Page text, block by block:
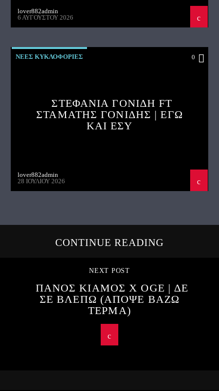
lover882admin
6 ΑΥΓΟΎΣΤΟΥ 2026
ΝΕΕΣ ΚΥΚΛΟΦΟΡΙΕΣ 0
ΣΤΕΦΑΝΙΑ ΓΟΝΙΔΗ FT
ΣΤΑΜΑΤΗΣ ΓΟΝΙΔΗΣ | ΕΓΩ
ΚΑΙ ΕΣΥ
lover882admin
28 ΙΟΥΛΊΟΥ 2026
CONTINUE READING
NEXT POST
ΠΑΝΟΣ ΚΙΑΜΟΣ X OGE | ΔΕ
ΣΕ ΒΛΕΠΩ (ΑΠΟΨΕ ΒΑΖΩ
ΤΕΡΜΑ)